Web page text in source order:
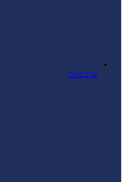
יעקב מאור